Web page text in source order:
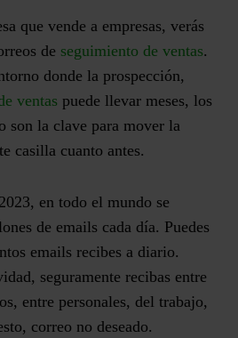
que vende a empresas, verás
de seguimiento de ventas.
donde la prospección,
ventas puede llevar meses, los
son la clave para mover la
casilla cuanto antes.
en todo el mundo se
de emails cada día. Puedes
emails recibes a diario.
seguramente recibas entre
entre personales, del trabajo,
correo no deseado.